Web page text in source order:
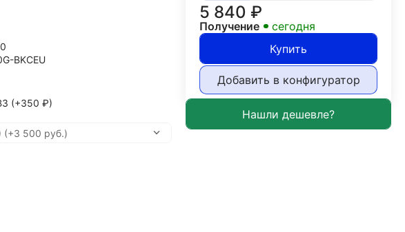
BKCEU
(+350 ₽)
5 840 ₽
Получение
сегодня
Купить
Добавить в конфигуратор